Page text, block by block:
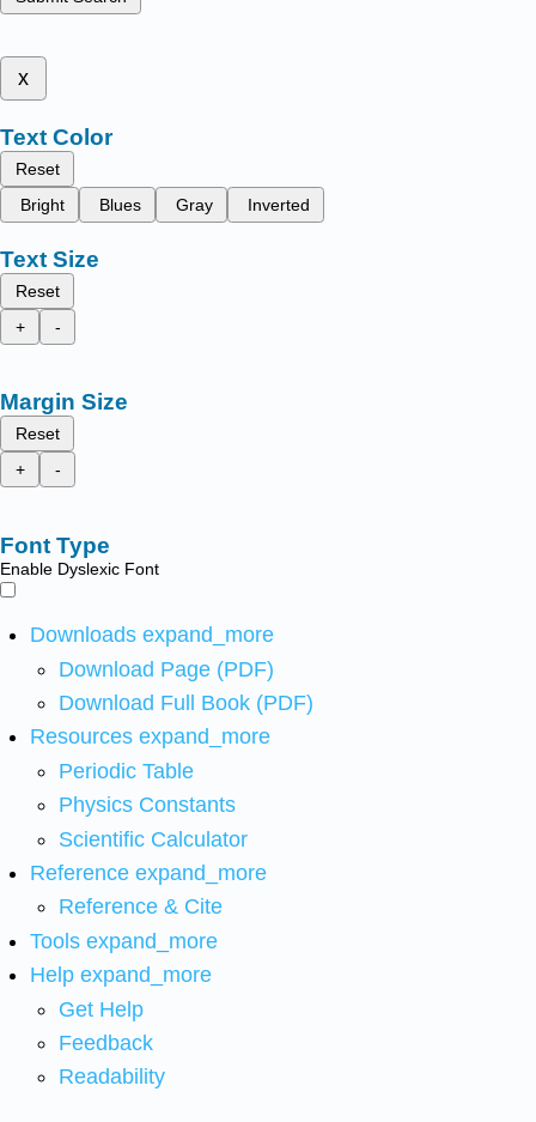
x
Text Color
Reset
Bright
Blues Gray Inverted
Text Size
Reset
+
-
Margin Size
Reset
+
-
Font Type
Enable Dyslexic Font
Downloads expand_more
Download Page (PDF)
Download Full Book (PDF)
Resources expand_more
Periodic Table
Physics Constants
Scientific Calculator
Reference expand_more
Reference & Cite
Tools expand_more
Help expand_more
Get Help
Feedback
Readability